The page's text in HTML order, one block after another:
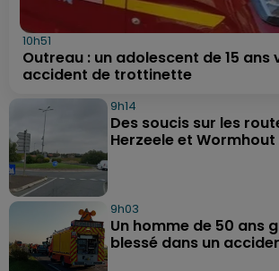
10h51
Outreau : un adolescent de 15 ans
accident de trottinette
9h14
Des soucis sur les
Herzeele et
9h03
Un homme de 50 ans
blessé dans un